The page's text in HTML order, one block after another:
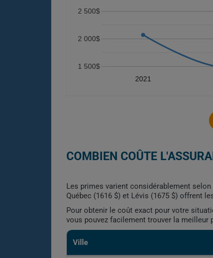
2021
1 500$
2 000$
2 500$
COMBIEN COÛTE
Les primes varient considérablement
Québec (1616 $) et Lévis (1675 $) offrent
Pour obtenir le coût exact pour votre
vous pouvez facilement trouver la meilleur
Ville